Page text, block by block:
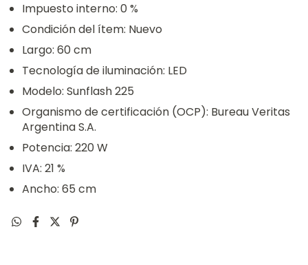
Impuesto interno: 0 %
Condición del ítem: Nuevo
Largo: 60 cm
Tecnología de iluminación: LED
Modelo: Sunflash 225
Organismo de certificación (OCP): Bureau Veritas
Argentina S.A.
Potencia: 220 W
IVA: 21 %
Ancho: 65 cm